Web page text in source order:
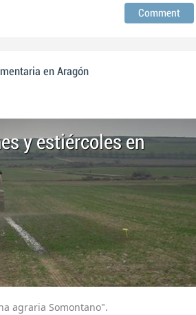
en Aragón
y estiércoles en
agraria Somontano".